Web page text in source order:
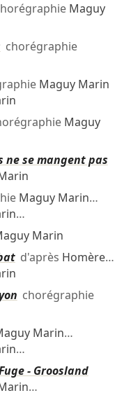
Maguy
chorégraphie
Maguy Marin
Maguy
ne se mangent pas
Maguy Marin…
…
Marin
d'après Homère…
chorégraphie
Marin…
…
- Groosland
…